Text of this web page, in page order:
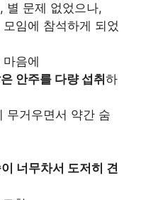
별 문제 없었으나,
임에 참석하게 되었
음에
안주를 다량 섭취 하
무거우면서 약간 숨
너무차서 도저히 견